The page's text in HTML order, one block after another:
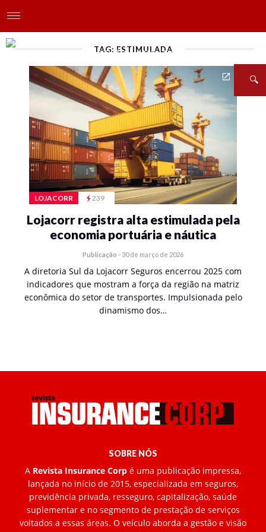
TAG: ESTIMULADA
LOJACORR 239
Lojacorr registra alta estimulada pela
economia portuária e náutica
Publicação - 30 de março de 2026
A diretoria Sul da Lojacorr Seguros encerrou 2025 com
indicadores que mostram a força da região na matriz
econômica do setor de transportes. Impulsionada pelo
dinamismo dos…
SOBRE NÓS
A Revista Insurance Corp é uma publicação impressa,
lançada no início de 2015, especializada em seguros,
previdência privada, resseguro, capitalização, saúde
suplementar e no segmento de prestação de serviços
voltados a essas áreas. O veículo aborda a gestão e visão